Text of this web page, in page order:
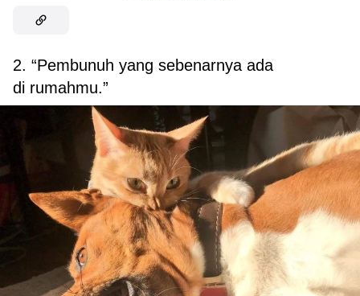
2. “Pembunuh yang sebenarnya ada
di rumahmu.”